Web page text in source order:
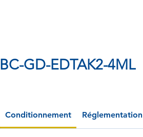
BC-GD-EDTAK2-4ML
Conditionnement Réglementation